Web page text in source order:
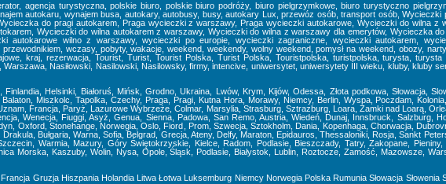
agencja turystyczna, polskie biuro, polskie biuro podróży, biuro pielgrzymkowe, biuro turystyczno
autokaru, wynajem busa, autokary, autobusy, busy, autokary Lux, przewóz osób, transport osób, Wycieczki
do pragi autokarem, Praga wycieczki z warszawy, Praga wycieczki autokarowe, Wycieczki do wilna z
Wycieczki do wilna autokarem z warszawy, Wycieczki do wilna z warszawy dla emerytów, Wycieczka do
autokarowe wilno z warszawy, wycieczki po europie, wycieczki zagraniczne, wycieczki autokarem,
wczasy, pobyty, wakacje, weekend, weekendy, wolny weekend, pomysł na weekend, obozy,
kraj, rezerwacja, Tourist, Turist, Tourist Polska, Turist Polska, Touristpolska, turistpolska, turysta,
Nasiłowski, Nasilowski, Nasilowsky, firmy, intencive, uniwersytet, uniwersytety III wieku, kluby, kluby
Helsinki, Białoruś, Mińsk, Grodno, Ukraina, Lwów, Krym, Kijów, Odessa, Złota podkowa, Słowacja,
Miszkolc, Tapolka, Czechy, Praga, Pragi, Kutna Hora, Morawy, Niemcy, Berlin, Wyspa, Poczdam,
Francja, Paryż, Lazurowe Wybrzeże, Colmar, Marsylia, Strasburg, Sztrazburg, Loara, Zamki nad Loarą,
Wenecja, Fiuggi, Asyż, Genua, Sienna, Padowa, San Remo, Austria, Wiedeń, Dunaj, Innsbruck, Salzburg,
Oxford, Stonehange, Norwegia, Oslo, Fiord, Prom, Szwecja, Sztokholm, Dania, Kopenhaga, Chorwacja,
Bułgaria, Warna, Sofia, Belgrad, Grecja, Ateny, Delfy, Maraton, Epidauros, Thessaloniki, Rosja, Sankt
Warmia, Mazury, Góry Świętokrzyskie, Kielce, Radom, Podlasie, Bieszczady, Tatry, Zakopane, Pieniny,
Morska, Kaszuby, Wolin, Nysa, Opole, Śląsk, Podlasie, Białystok, Lublin, Roztocze, Zamość, Mazowsze,
Francja Gruzja Hiszpania Holandia Litwa Łotwa Luksemburg Niemcy Norwegia Polska Rumunia Słowacja Słowenia